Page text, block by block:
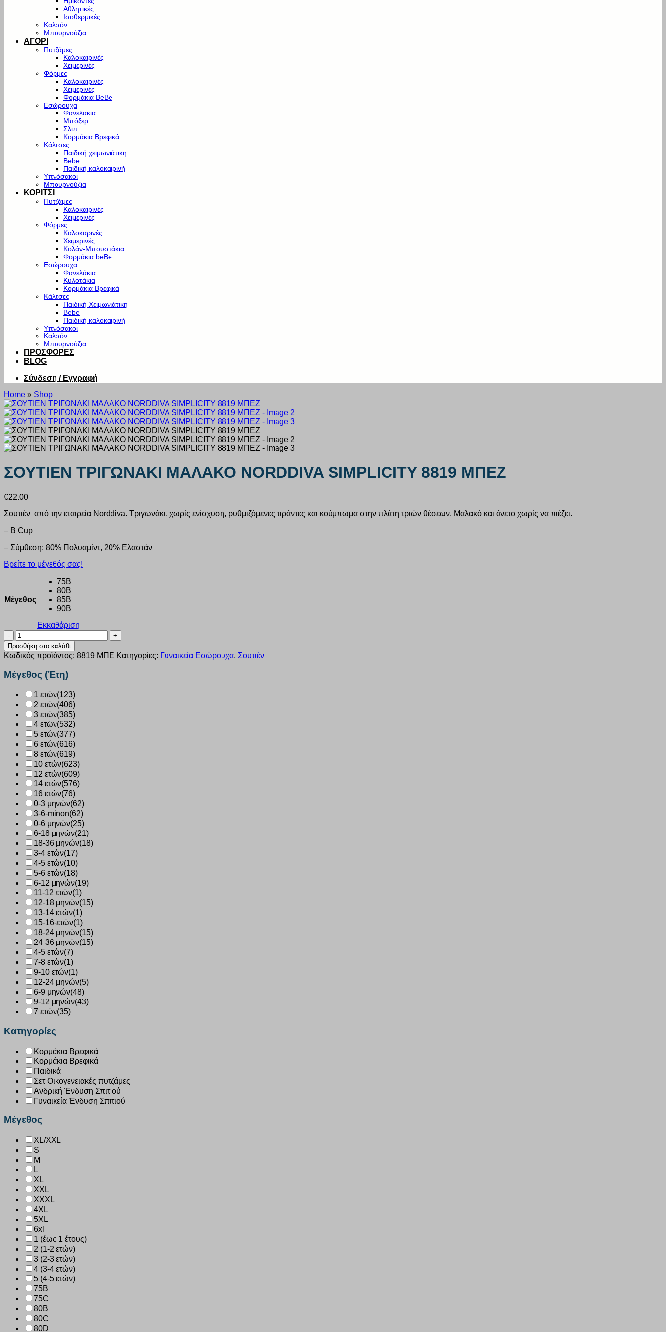
Αθλητικές
Ισοθερμικές
Καλσόν
Μπουρνούζια
ΑΓΟΡΙ
Πυτζάμες
Καλοκαιρινές
Χειμερινές
Φόρμες
Καλοκαιρινές
Χειμερινές
Φορμάκια BeBe
Εσώρουχα
Φανελάκια
Μπόξερ
Σλιπ
Κορμάκια Βρεφικά
Κάλτσες
Παιδική χειμωνιάτικη
Bebe
Παιδική καλοκαιρινή
Υπνόσακοι
Μπουρνούζια
ΚΟΡΙΤΣΙ
Πυτζάμες
Καλοκαιρινές
Χειμερινές
Φόρμες
Καλοκαρινές
Χειμερινές
Κολάν-Μπουστάκια
Φορμάκια beBe
Εσώρουχα
Φανελάκια
Κυλοτάκια
Κορμάκια Βρεφικά
Κάλτσες
Παιδική Χειμωνιάτικη
Bebe
Παιδική καλοκαιρινή
Υπνόσακοι
Καλσόν
Μπουρνούζια
ΠΡΟΣΦΟΡΕΣ
BLOG
Σύνδεση / Εγγραφή
Home » Shop
ΣΟΥΤΙΕΝ ΤΡΙΓΩΝΑΚΙ ΜΑΛΑΚΟ NORDDIVA SIMPLICITY 8819 ΜΠΕΖ
€22.00
Σουτιέν από την εταιρεία Norddiva. Τριγωνάκι, χωρίς ενίσχυση, ρυθμιζόμενες τιράντες και κούμπωμα στην πλάτη τριών θέσεων. Μαλακό και άνετο χωρίς να πιέζει.
– Β Cup
– Σύμθεση: 80% Πολυαμίντ, 20% Ελαστάν
Βρείτε το μέγεθός σας!
Μέγεθος
75B
80B
85B
90B
Εκκαθάριση
ΣΟΥΤΙΕΝ
ΤΡΙΓΩΝΑΚΙ
ΜΑΛΑΚΟ
NORDDIVA
SIMPLICITY
8819
ποσότητα
Προσθήκη στο καλάθι
Κωδικός προϊόντος: 8819 ΜΠΕ Κατηγορίες: Γυναικεία Εσώρουχα, Σουτιέν
Μέγεθος (Έτη)
1 ετών(123)
2 ετών(406)
3 ετών(385)
4 ετών(532)
5 ετών(377)
6 ετών(616)
8 ετών(619)
10 ετών(623)
12 ετών(609)
14 ετών(576)
16 ετών(76)
0-3 μηνών(62)
3-6-minon(62)
0-6 μηνών(25)
6-18 μηνών(21)
18-36 μηνών(18)
3-4 ετών(17)
4-5 ετών(10)
5-6 ετών(18)
6-12 μηνών(19)
11-12 ετών(1)
12-18 μηνών(15)
13-14 ετών(1)
15-16-ετών(1)
18-24 μηνών(15)
24-36 μηνών(15)
4-5 ετών(7)
7-8 ετών(1)
9-10 ετών(1)
12-24 μηνών(5)
6-9 μηνών(48)
9-12 μηνών(43)
7 ετών(35)
Κατηγορίες
Κορμάκια Βρεφικά
Κορμάκια Βρεφικά
Παιδικά
Σετ Οικογενειακές πυτζάμες
Ανδρική Ένδυση Σπιτιού
Γυναικεία Ένδυση Σπιτιού
Μέγεθος
XL/XXL
S
M
L
XL
XXL
XXXL
4XL
5XL
6xl
1 (έως 1 έτους)
2 (1-2 ετών)
3 (2-3 ετών)
4 (3-4 ετών)
5 (4-5 ετών)
75B
75C
80B
80C
80D